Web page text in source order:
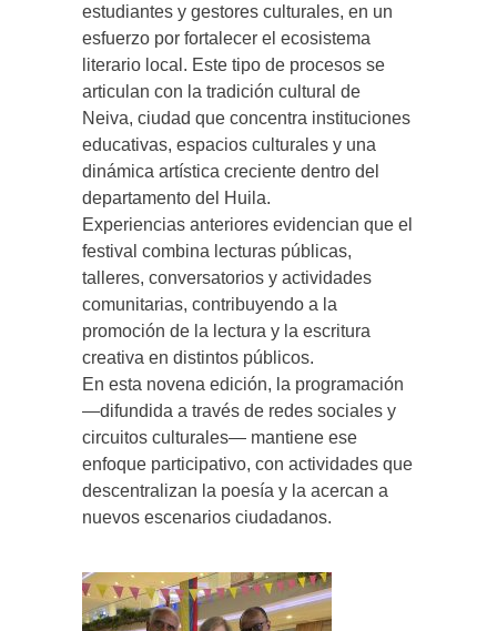
estudiantes y gestores culturales, en un
esfuerzo por fortalecer el ecosistema
literario local. Este tipo de procesos se
articulan con la tradición cultural de
Neiva, ciudad que concentra instituciones
educativas, espacios culturales y una
dinámica artística creciente dentro del
departamento del Huila.
Experiencias anteriores evidencian que el
festival combina lecturas públicas,
talleres, conversatorios y actividades
comunitarias, contribuyendo a la
promoción de la lectura y la escritura
creativa en distintos públicos.
En esta novena edición, la programación
—difundida a través de redes sociales y
circuitos culturales— mantiene ese
enfoque participativo, con actividades que
descentralizan la poesía y la acercan a
nuevos escenarios ciudadanos.